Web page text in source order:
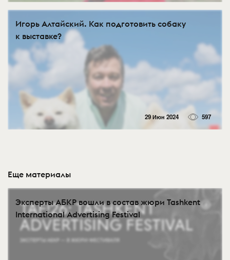
Игорь Алтайский. Как подготовить собаку
к выставке?
29 Июн 2024 597
Еще материалы
Эксперты АБКР вошли в состав жюри Tashkent
International Advertising Festival